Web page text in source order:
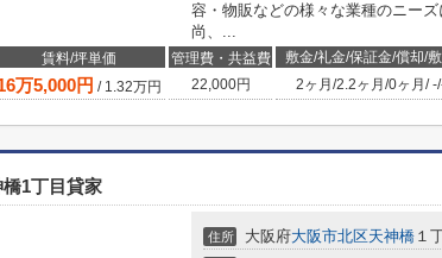
容・物販などの様々な業種のニー
尚、...
賃料/坪単価 管理費・共益費 敷金/礼金/保証金/償却/敷
万5,000円 / 1.32万円 22,000円 2ヶ月 /2.2ヶ月 /0ヶ月 /-/
橋1丁目貸家
住所 大阪府大阪市北区天神橋 １